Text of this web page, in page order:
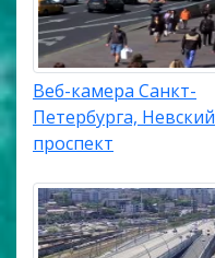
Веб-камера Санкт-
Петербурга, Невский
проспект